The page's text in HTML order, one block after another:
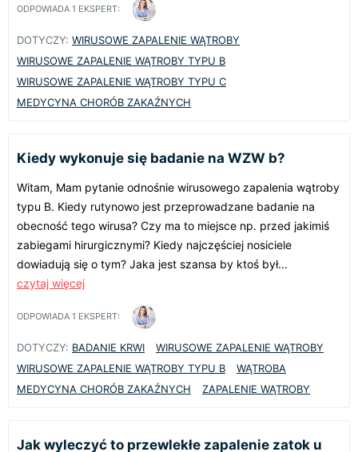
ODPOWIADA 1 EKSPERT:
DOTYCZY: WIRUSOWE ZAPALENIE WĄTROBY
WIRUSOWE ZAPALENIE WĄTROBY TYPU B
WIRUSOWE ZAPALENIE WĄTROBY TYPU C
MEDYCYNA CHORÓB ZAKAŹNYCH
Kiedy wykonuje się badanie na WZW b?
Witam, Mam pytanie odnośnie wirusowego zapalenia wątroby
typu B. Kiedy rutynowo jest przeprowadzane badanie na
obecność tego wirusa? Czy ma to miejsce np. przed jakimiś
zabiegami hirurgicznymi? Kiedy najczęściej nosiciele
dowiadują się o tym? Jaka jest szansa by ktoś był...
czytaj więcej
ODPOWIADA 1 EKSPERT:
DOTYCZY: BADANIE KRWI
WIRUSOWE ZAPALENIE WĄTROBY
WIRUSOWE ZAPALENIE WĄTROBY TYPU B
WĄTROBA
MEDYCYNA CHORÓB ZAKAŹNYCH
ZAPALENIE WĄTROBY
Jak wyleczyć to przewlekłe zapalenie zatok u